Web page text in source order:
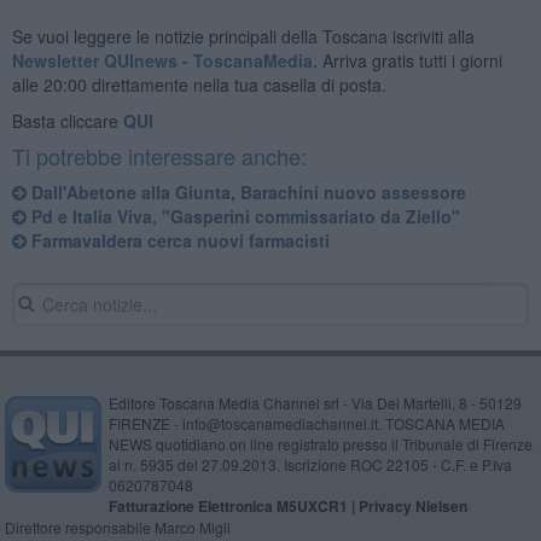
Se vuoi leggere le notizie principali della Toscana iscriviti alla
Newsletter QUInews - ToscanaMedia. Arriva gratis tutti i giorni
alle 20:00 direttamente nella tua casella di posta.
Basta cliccare QUI
Ti potrebbe interessare anche:
Dall'Abetone alla Giunta, Barachini nuovo assessore
Pd e Italia Viva, "Gasperini commissariato da Ziello"
Farmavaldera cerca nuovi farmacisti
Editore Toscana Media Channel srl - Via Dei Martelli, 8 - 50129
FIRENZE - info@toscanamediachannel.it. TOSCANA MEDIA
NEWS quotidiano on line registrato presso il Tribunale di Firenze
al n. 5935 del 27.09.2013. Iscrizione ROC 22105 - C.F. e P.Iva
0620787048
Fatturazione Elettronica M5UXCR1 | Privacy Nielsen
Direttore responsabile Marco Migli